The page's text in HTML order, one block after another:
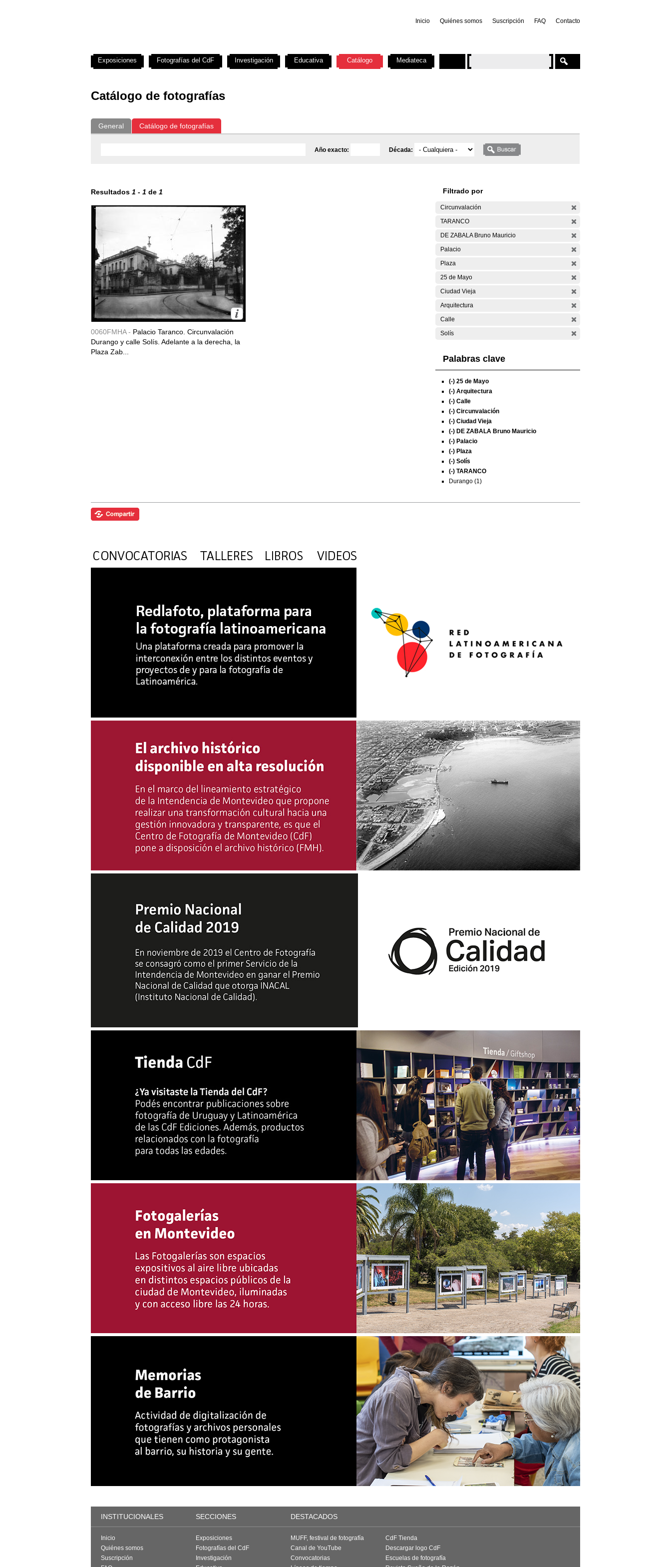
Inicio Quiénes somos Suscripción FAQ Contacto
Catálogo de fotografías
General Catálogo de fotografías
Año exacto: Década:
Resultados 1 - 1 de 1
0060FMHA - Palacio Taranco. Circunvalación
Durango y calle Solís. Adelante a la derecha, la
Plaza Zab...
Filtrado por
Circunvalación
TARANCO
DE ZABALA Bruno Mauricio
Palacio
Plaza
25 de Mayo
Ciudad Vieja
Arquitectura
Calle
Solís
Palabras clave
(-) 25 de Mayo
(-) Arquitectura
(-) Calle
(-) Circunvalación
(-) Ciudad Vieja
(-) DE ZABALA Bruno Mauricio
(-) Palacio
(-) Plaza
(-) Solís
(-) TARANCO
Durango (1)
Exposiciones Fotografías del CdF Investigación Educativa Catálogo Mediateca
INSTITUCIONALES SECCIONES DESTACADOS
Inicio
Quiénes somos
Suscripción
Exposiciones
Fotografías del CdF
Investigación
MUFF, festival de fotografía
Canal de YouTube
Convocatorias
CdF Tienda
Descargar logo CdF
Escuelas de fotografía